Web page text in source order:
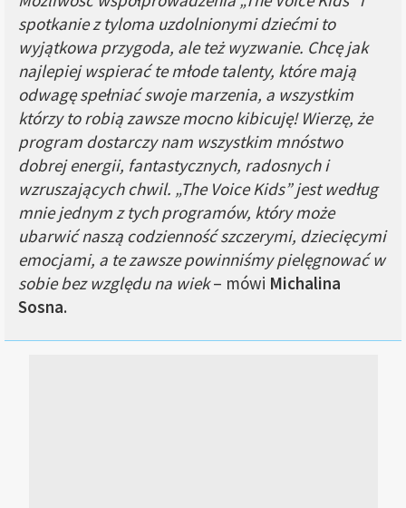
spotkanie z tyloma uzdolnionymi dziećmi to
wyjątkowa przygoda, ale też wyzwanie. Chcę jak
najlepiej wspierać te młode talenty, które mają
odwagę spełniać swoje marzenia, a wszystkim
którzy to robią zawsze mocno kibicuję! Wierzę, że
program dostarczy nam wszystkim mnóstwo
dobrej energii, fantastycznych, radosnych i
wzruszających chwil. „The Voice Kids” jest według
mnie jednym z tych programów, który może
ubarwić naszą codzienność szczerymi, dziecięcymi
emocjami, a te zawsze powinniśmy pielęgnować w
sobie bez względu na wiek– mówi Michalina
Sosna.